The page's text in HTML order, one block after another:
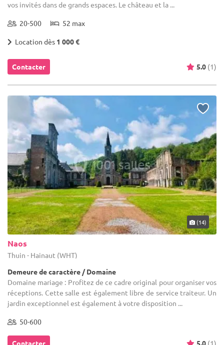
vos invités dans de grands espaces. Le château et la ...
20-500 52 max
Location dès 1 000 €
Contacter 5.0 (1)
(14)
Naos
Thuin - Hainaut (WHT)
Demeure de caractère / Domaine
Domaine mariage : Profitez de ce cadre original pour organiser vos
réceptions. Cette salle est également libre de service traiteur. Un
jardin exceptionnel est également à votre disposition ...
50-600
Contacter 5.0 (1)